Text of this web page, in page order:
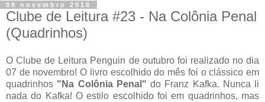
08 novembro 2016
Clube de Leitura #23 - Na Colônia Penal
(Quadrinhos)
O Clube de Leitura Penguin de outubro foi realizado no dia
07 de novembro! O livro escolhido do mês foi o clássico em
quadrinhos "Na Colônia Penal" do Franz Kafka. Nunca li
nada do Kafka! O estilo escolhido foi em quadrinhos, mas